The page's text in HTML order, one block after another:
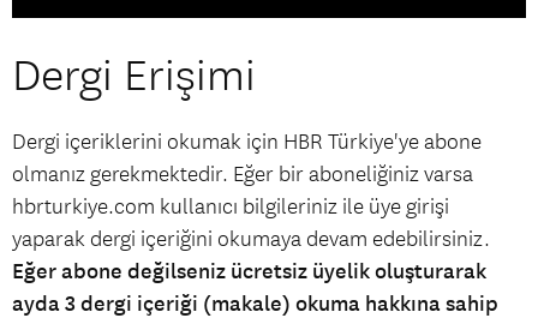
Dergi Erişimi
Dergi içeriklerini okumak için HBR Türkiye'ye abone
olmanız gerekmektedir. Eğer bir aboneliğiniz varsa
hbrturkiye.com kullanıcı bilgileriniz ile üye girişi
yaparak dergi içeriğini okumaya devam edebilirsiniz.
Eğer abone değilseniz ücretsiz üyelik oluşturarak
ayda 3 dergi içeriği (makale) okuma hakkına sahip